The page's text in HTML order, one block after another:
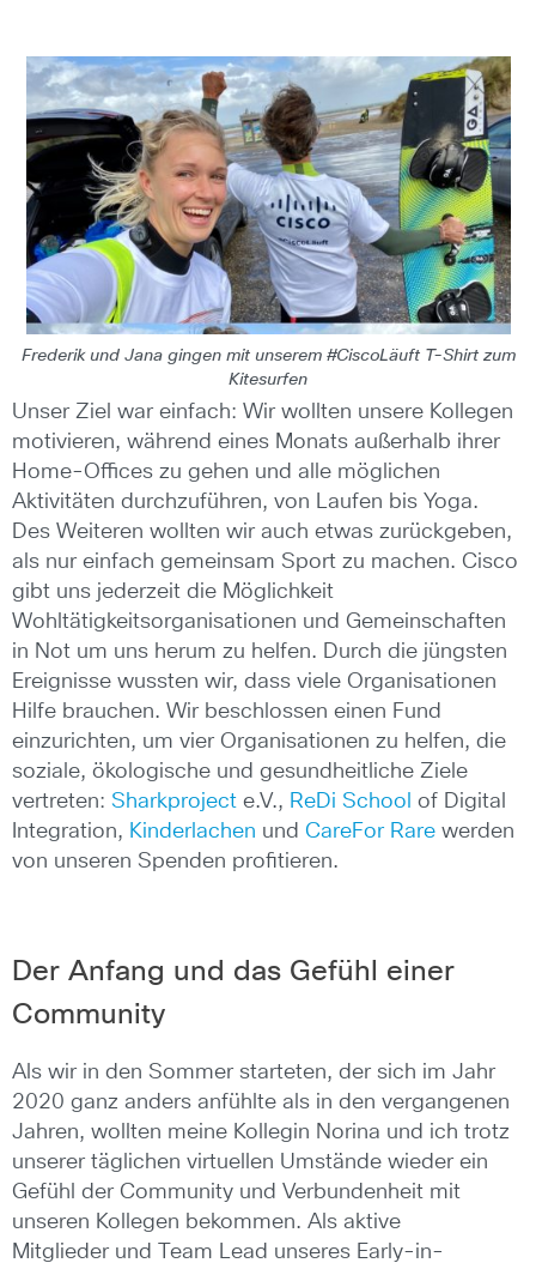
Frederik und Jana gingen mit unserem #CiscoLäuft T-Shirt zum
Kitesurfen
Unser Ziel war einfach: Wir wollten unsere Kollegen
motivieren, während eines Monats außerhalb ihrer
Home-Offices zu gehen und alle möglichen
Aktivitäten durchzuführen, von Laufen bis Yoga.
Des Weiteren wollten wir auch etwas zurückgeben,
als nur einfach gemeinsam Sport zu machen. Cisco
gibt uns jederzeit die Möglichkeit
Wohltätigkeitsorganisationen und Gemeinschaften
in Not um uns herum zu helfen. Durch die jüngsten
Ereignisse wussten wir, dass viele Organisationen
Hilfe brauchen. Wir beschlossen einen Fund
einzurichten, um vier Organisationen zu helfen, die
soziale, ökologische und gesundheitliche Ziele
vertreten: Sharkproject e.V., ReDi School of Digital
Integration, Kinderlachen und CareFor Rare werden
von unseren Spenden profitieren.
Der Anfang und das Gefühl einer
Community
Als wir in den Sommer starteten, der sich im Jahr
2020 ganz anders anfühlte als in den vergangenen
Jahren, wollten meine Kollegin Norina und ich trotz
unserer täglichen virtuellen Umstände wieder ein
Gefühl der Community und Verbundenheit mit
unseren Kollegen bekommen. Als aktive
Mitglieder und Team Lead unseres Early-in-